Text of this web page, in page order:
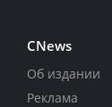
CNews
Об издании
Реклама